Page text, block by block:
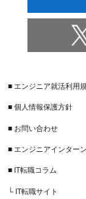
■ エンジニア就活利用
■ 個人情報保護方針
■ お問い合わせ
■ エンジニアインター
■ IT転職コラム
└ IT転職サイト